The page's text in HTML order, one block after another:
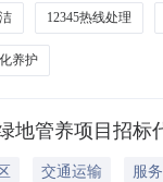
12345热线处理
养护
地管养项目招标
交通运输
服务